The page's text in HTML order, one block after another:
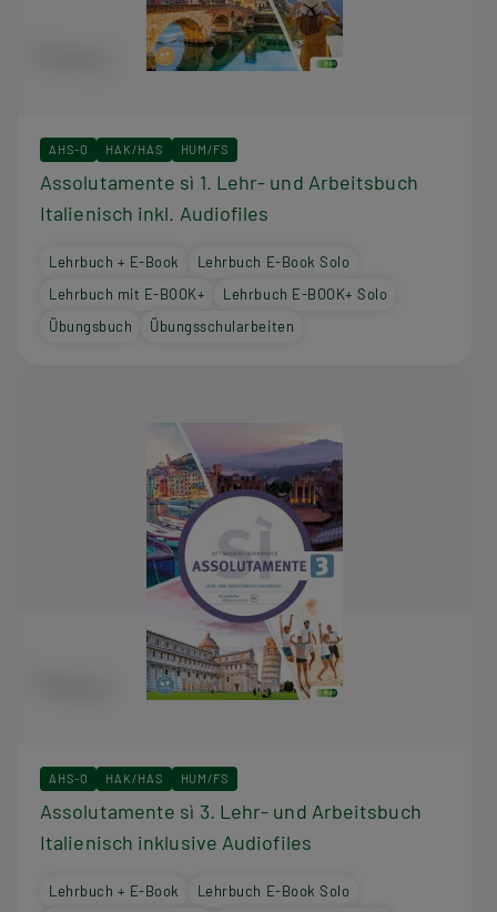
AHS-O HAK/HAS HUM/FS
Assolutamente sì 1. Lehr- und Arbeitsbuch
Italienisch inkl. Audiofiles
Lehrbuch + E-Book
Lehrbuch E-Book Solo
Lehrbuch mit E-BOOK+
Lehrbuch E-BOOK+ Solo
Übungsbuch
Übungsschularbeiten
AHS-O HAK/HAS HUM/FS
Assolutamente sì 3. Lehr- und Arbeitsbuch
Italienisch inklusive Audiofiles
Lehrbuch + E-Book
Lehrbuch E-Book Solo